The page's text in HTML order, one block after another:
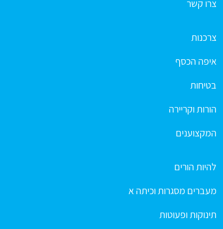
צרו קשר
צרכנות
איפה הכסף
בטיחות
הורות וקריירה
המקצוענים
להיות הורים
מעברים מסגרות וכיתה א
תינוקות ופעוטות